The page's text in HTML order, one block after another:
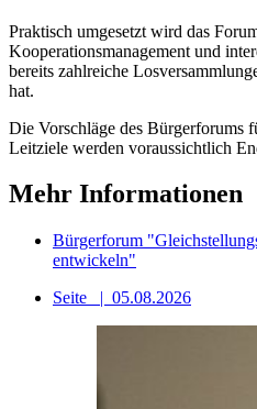
Praktisch umgesetzt wird das
Kooperationsmanagement und
bereits zahlreiche
hat.
Die Vorschläge des Bürgerforums
Leitziele werden voraussichtlich
Mehr Informationen
Bürgerforum
entwickeln"
Seite
| 05.08.2026